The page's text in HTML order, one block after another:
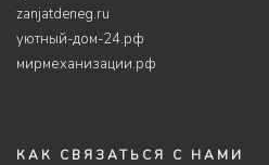
zanjatdeneg.ru
уютный-дом-24.рф
мирмеханизации.рф
КАК СВЯЗАТЬСЯ С НАМИ